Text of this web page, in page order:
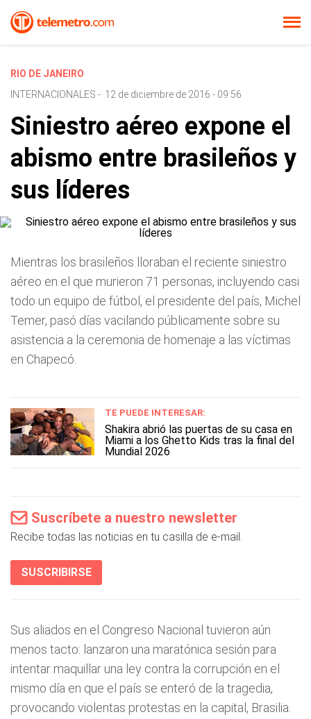
RIO DE JANEIRO
INTERNACIONALES - 12 de diciembre de 2016 - 09:56
Siniestro aéreo expone el
abismo entre brasileños y
sus líderes
Mientras los brasileños lloraban el reciente siniestro
aéreo en el que murieron 71 personas, incluyendo casi
todo un equipo de fútbol, el presidente del país, Michel
Temer, pasó días vacilando públicamente sobre su
asistencia a la ceremonia de homenaje a las víctimas
en Chapecó.
TE PUEDE INTERESAR:
Shakira abrió las puertas de su casa en
Miami a los Ghetto Kids tras la final del
Mundial 2026
Suscríbete a nuestro newsletter
Recibe todas las noticias en tu casilla de e-mail.
SUSCRIBIRSE
Sus aliados en el Congreso Nacional tuvieron aún
menos tacto: lanzaron una maratónica sesión para
intentar maquillar una ley contra la corrupción en el
mismo día en que el país se enteró de la tragedia,
provocando violentas protestas en la capital, Brasilia.